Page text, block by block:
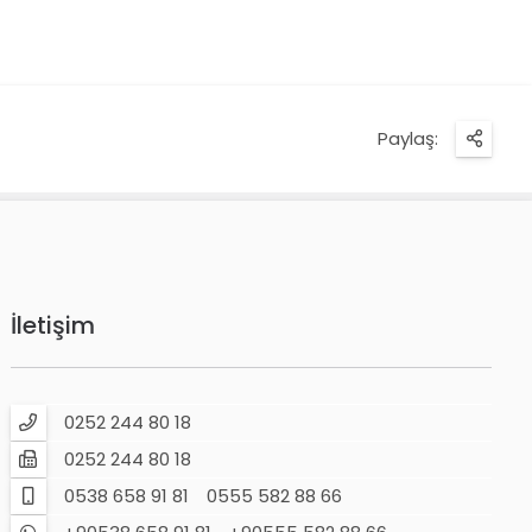
Paylaş:
İletişim
0252 244 80 18
0252 244 80 18
0538 658 91 81
0555 582 88 66